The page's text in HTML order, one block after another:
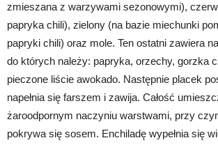
zmieszana z warzywami sezonowymi),
papryka chili), zielony (na bazie miechunki
papryki chili) oraz mole. Ten ostatni zawiera
do których należy: papryka, orzechy, gorzka
pieczone liście awokado. Następnie placek
napełnia się farszem i zawija. Całość
żaroodpornym naczyniu warstwami, przy
pokrywa się sosem. Enchiladę wypełnia się